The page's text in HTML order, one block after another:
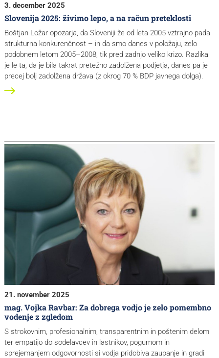
3. december 2025
Slovenija 2025: živimo lepo, a na račun preteklosti
Boštjan Ložar opozarja, da Sloveniji že od leta 2005 vztrajno pada
strukturna konkurenčnost – in da smo danes v položaju, zelo
podobnem letom 2005–2008, tik pred zadnjo veliko krizo. Razlika
je le ta, da je bila takrat pretežno zadolžena podjetja, danes pa je
precej bolj zadolžena država (z okrog 70 % BDP javnega dolga).
21. november 2025
mag. Vojka Ravbar: Za dobrega vodjo je zelo pomembno
vodenje z zgledom
S strokovnim, profesionalnim, transparentnim in poštenim delom
ter empatijo do sodelavcev in lastnikov, pogumom in
sprejemanjem odgovornosti si vodja pridobiva zaupanje in gradi